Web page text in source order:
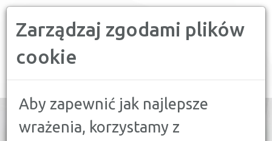
Zarządzaj zgodami plików
cookie
Aby zapewnić jak najlepsze
wrażenia, korzystamy z
navigation